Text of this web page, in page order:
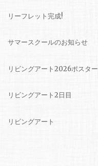
リーフレット完成!
サマースクールのお知らせ
リビングアート2026ポスター
リビングアート2日目
リビングアート